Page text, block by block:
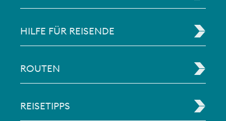
HILFE FÜR REISENDE
ROUTEN
REISETIPPS